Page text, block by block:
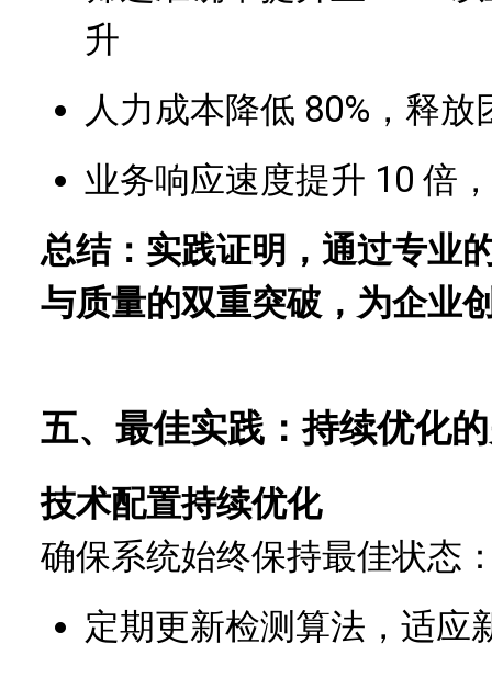
升
人力成本降低 80%，释
业务响应速度提升 10 倍
总结：实践证明，通过专业
与质量的双重突破，为企业
五、最佳实践：持续优化
技术配置持续优化
确保系统始终保持最佳状态
定期更新检测算法，适应